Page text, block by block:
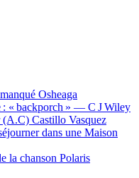
Osheaga
: « backporch » — C J Wiley
(A.C) Castillo Vasquez
dans une Maison
la chanson Polaris